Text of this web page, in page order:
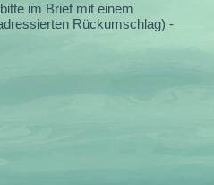
im Brief mit einem
Rückumschlag) -